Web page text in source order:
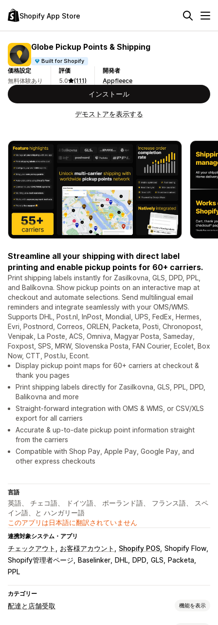
Shopify App Store
Globe Pickup Points & Shipping
Built for Shopify
価格設定
無料体験あり
評価
5.0
(111)
開発者
Appfleece
インストール
デモストアを表示する
Streamline all your shipping with direct label
printing and enable pickup points for 60+ carriers.
Print shipping labels instantly for Zasilkovna, GLS, DPD, PPL,
and Balíkovna. Show pickup points on an interactive map at
checkout and automate selections. Send multilingual email
reminders and integrate seamlessly with your OMS/WMS.
Supports DHL, Post.nl, InPost, Mondial, UPS, FedEx, Hermes,
Evri, Postnord, Correos, ORLEN, Packeta, Posti, Chronopost,
Venipak, La Poste, ACS, Omniva, Magyar Posta, Sameday,
Foxpost, SPS, MRW, Slovenska Posta, FAN Courier, Ecolet, Box
Now, CTT, Post.lu, Econt.
Display pickup point maps for 60+ carriers at checkout &
thank you pages
Print shipping labels directly for Zasilkovna, GLS, PPL, DPD,
Balikovna and more
Straight-forward integration with OMS & WMS, or CSV/XLS
export for all carriers
Accurate & up-to-date pickup point information straight
from the carriers
Compatible with Shop Pay, Apple Pay, Google Pay, and
other express checkouts
言語
英語、 チェコ語、 ドイツ語、 ポーランド語、 フランス語、 スペ
イン語、と ハンガリー語
このアプリは日本語に翻訳されていません
連携対象システム・アプリ
チェックアウト お客様アカウント Shopify POS Shopify Flow
Shopify管理者ページ
Baselinker DHL DPD GLS
Packeta
PPL
カテゴリー
配達と店舗受取 機能を表示